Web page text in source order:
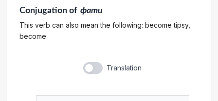
Conjugationof фати
This verb can also mean the following: become tipsy,
become
Translation